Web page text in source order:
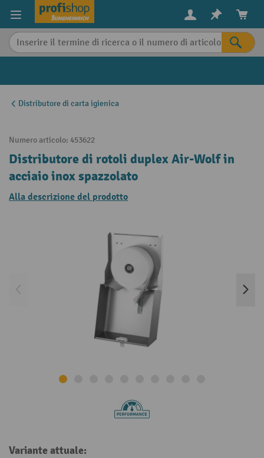
content
Distributore di carta igienica
Numero articolo: 453622
Distributore di rotoli duplex Air-Wolf in
acciaio inox spazzolato
Alla descrizione del prodotto
Variante attuale: